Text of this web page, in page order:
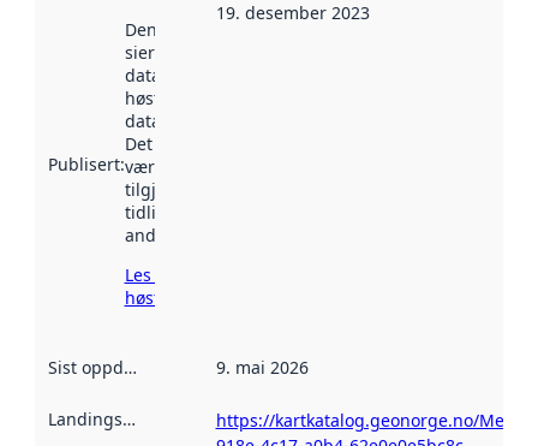
Publisert:
Denne datoen
sier når
datasettet ble
høstet av
data.norge.no.
Det kan ha
vært
tilgjengelig
tidligere
andre steder.
Les mer om
høsting her
19. desember 2023
Sist oppdatert 9. mai 2026
Landingsside
https://kartkatalog.geonorge.no/